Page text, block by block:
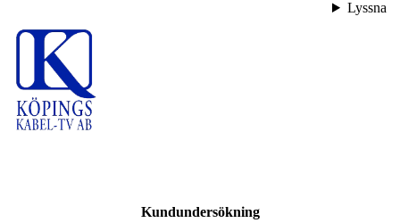
Lyssna
Kundundersökning